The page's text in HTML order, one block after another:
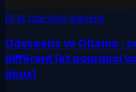
IA et machine learning
Odysseus vs Ollama :
différent (et pourquoi
deux)